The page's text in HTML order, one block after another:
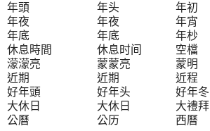
年頭 年头 年初
年夜 年夜 年宵
年底 年底 年杪
休息時間 休息时间 空檔
濛濛亮 蒙蒙亮 蒙明
近期 近期 近程
好年頭 好年头 好年冬
大休日 大休日 大禮拜
公曆 公历 西曆